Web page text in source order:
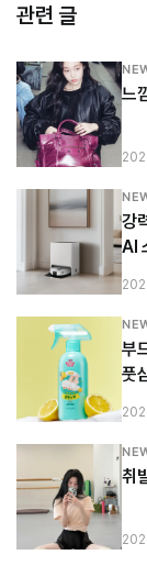
관련 글
느
강
AI
부
풋
취